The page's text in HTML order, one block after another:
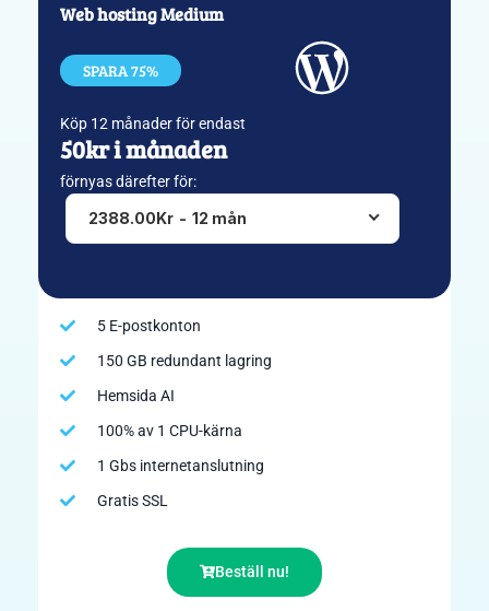
Web hosting Medium
SPARA 75%
Köp 12 månader för endast
50kr i månaden
förnyas därefter för:
2388.00Kr - 12 mån
5 E-postkonton
150 GB redundant lagring
Hemsida AI
100% av 1 CPU-kärna
1 Gbs internetanslutning
Gratis SSL
Beställ nu!